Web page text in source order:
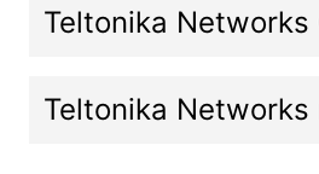
Teltonika Networks
Teltonika